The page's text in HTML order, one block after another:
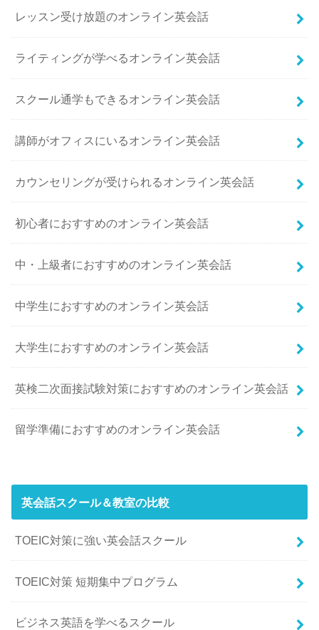
レッスン受け放題のオンライン英会話
ライティングが学べるオンライン英会話
スクール通学もできるオンライン英会話
講師がオフィスにいるオンライン英会話
カウンセリングが受けられるオンライン英会話
初心者におすすめのオンライン英会話
中・上級者におすすめのオンライン英会話
中学生におすすめのオンライン英会話
大学生におすすめのオンライン英会話
英検二次面接試験対策におすすめのオンライン英会話
留学準備におすすめのオンライン英会話
英会話スクール＆教室の比較
TOEIC対策に強い英会話スクール
TOEIC対策 短期集中プログラム
ビジネス英語を学べるスクール